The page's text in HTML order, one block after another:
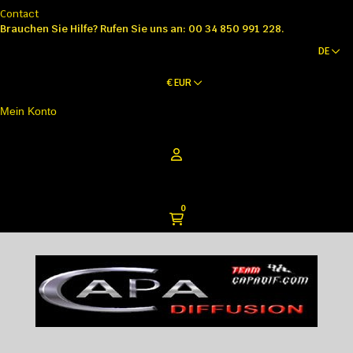
Contact
Brauchen Sie Hilfe? Rufen Sie uns an: 00 34 850 991 228.
DE
€ EUR
Mein Konto
0